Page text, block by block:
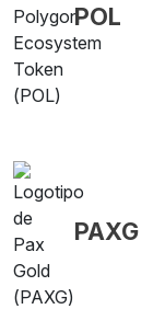
POL
PAXG